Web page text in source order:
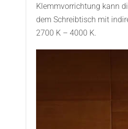
Klemmvorrichtung kann
dem Schreibtisch mit
2700 K – 4000 K.